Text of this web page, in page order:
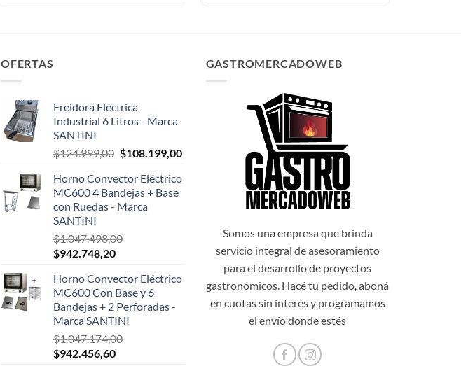
OFERTAS
Freidora Eléctrica
Industrial 6 Litros - Marca
SANTINI
$124.999,00 El
original
era:
$124.999,00.
$108.199,00El
actual
Horno Convector Eléctrico
MC600 4 Bandejas + Base
con Ruedas - Marca
SANTINI
$1.047.498,00
El
original
era:
$1.047.498,00.
$942.748,20El
actual
es:
$942.748,20.
Horno Convector Eléctrico
MC600 Con Base y 6
Bandejas + 2 Perforadas -
Marca SANTINI
$1.047.174,00
El
$942.456,60El
GASTROMERCADOWEB
Somos una empresa que brinda
servicio integral de asesoramiento
para el desarrollo de proyectos
gastronómicos. Hacé tu pedido, aboná
en cuotas sin interés y programamos
el envío donde estés